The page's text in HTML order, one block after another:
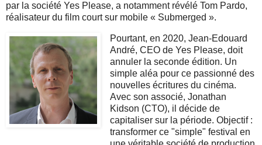
par la société Yes Please, a notamment révélé Tom Pardo,
réalisateur du film court sur mobile « Submerged ».
Pourtant, en 2020, Jean-Edouard
André, CEO de Yes Please, doit
annuler la seconde édition. Un
simple aléa pour ce passionné des
nouvelles écritures du cinéma.
Avec son associé, Jonathan
Kidson (CTO), il décide de
capitaliser sur la période. Objectif :
transformer ce "simple" festival en